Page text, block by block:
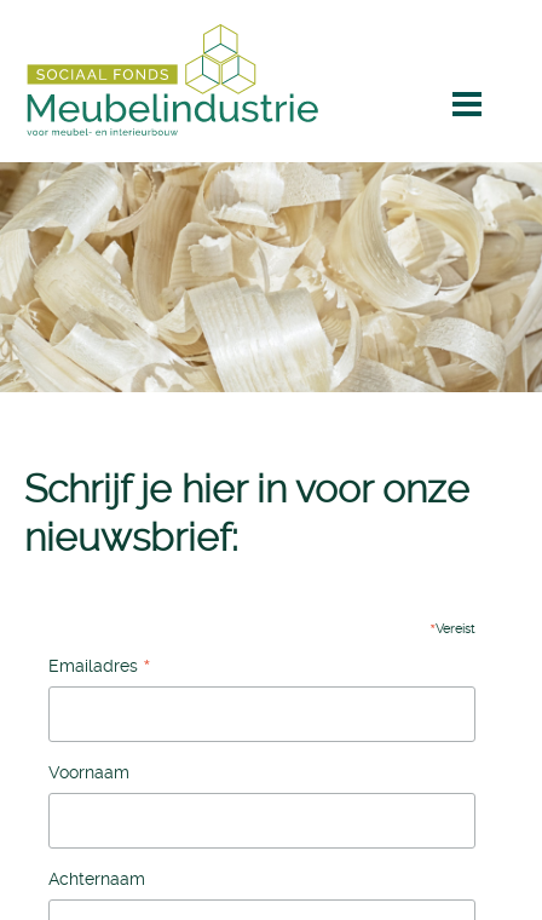
Schrijf je hier in voor onze
nieuwsbrief:
*Vereist
Emailadres *
Voornaam
Achternaam